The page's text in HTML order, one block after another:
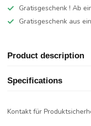
Gratisgeschenk ! Ab
Gratisgeschenk aus
Product description
Specifications
Kontakt für